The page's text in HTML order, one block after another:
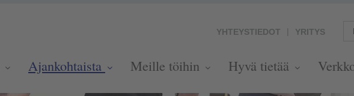
YHTEYSTIEDOT YRITYS
Ajankohtaista Meille töihin Hyvä tietää